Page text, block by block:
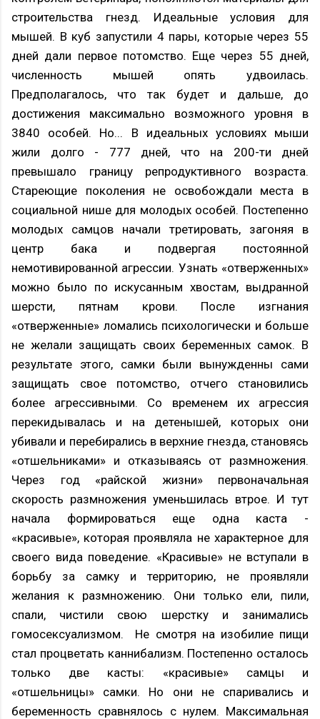
строительства гнезд. Идеальные условия для
мышей. В куб запустили 4 пары, которые через 55
дней дали первое потомство. Еще через 55 дней,
численность мышей опять удвоилась.
Предполагалось, что так будет и дальше, до
достижения максимально возможного уровня в
3840 особей. Но... В идеальных условиях мыши
жили долго - 777 дней, что на 200-ти дней
превышало границу репродуктивного возраста.
Стареющие поколения не освобождали места в
социальной нише для молодых особей. Постепенно
молодых самцов начали третировать, загоняя в
центр бака и подвергая постоянной
немотивированной агрессии. Узнать «отверженных»
можно было по искусанным хвостам, выдранной
шерсти, пятнам крови. После изгнания
«отверженные» ломались психологически и больше
не желали защищать своих беременных самок. В
результате этого, самки были вынужденны сами
защищать свое потомство, отчего становились
более агрессивными. Со временем их агрессия
перекидывалась и на детенышей, которых они
убивали и перебирались в верхние гнезда, становясь
«отшельниками» и отказываясь от размножения.
Через год «райской жизни» первоначальная
скорость размножения уменьшилась втрое. И тут
начала формироваться еще одна каста -
«красивые», которая проявляла не характерное для
своего вида поведение. «Красивые» не вступали в
борьбу за самку и территорию, не проявляли
желания к размножению. Они только ели, пили,
спали, чистили свою шерстку и занимались
гомосексуализмом. Не смотря на изобилие пищи
стал процветать каннибализм. Постепенно осталось
только две касты: «красивые» самцы и
«отшельницы» самки. Но они не спаривались и
беременность сравнялось с нулем. Максимальная